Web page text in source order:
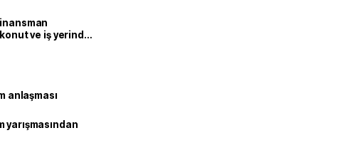
ve iş yerinde
anlaşması
yarışmasından